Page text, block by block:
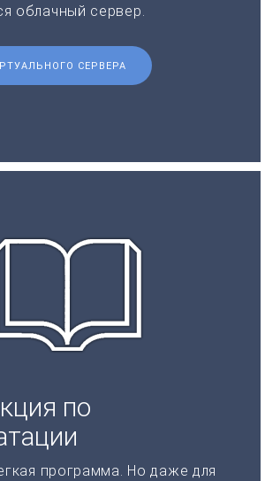
облачный сервер.
СЕРВЕРА
по
программа. Но даже для